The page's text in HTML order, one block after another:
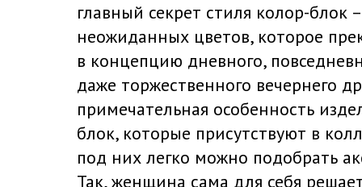
главный секрет стиля колор-блок
неожиданных цветов, которое
в концепцию дневного,
даже торжественного вечернего
примечательная особенность
блок, которые присутствуют в
под них легко можно подобрать
Так, женщина сама для себя